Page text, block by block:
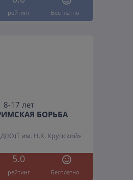
рейтинг Бесплатно
8-17 лет
БОРЬБА
им. Н.К. Крупской»
5.0
рейтинг Бесплатно